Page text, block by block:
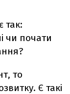
так:
чи почати
то
Є такі